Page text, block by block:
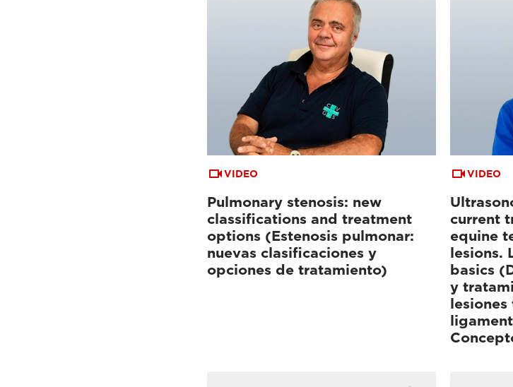
VIDEO
Pulmonary stenosis: new
classifications and treatment
options (Estenosis pulmonar:
nuevas clasificaciones y
opciones de tratamiento)
VIDEO
current
equine
lesions.
basics
y
lesiones